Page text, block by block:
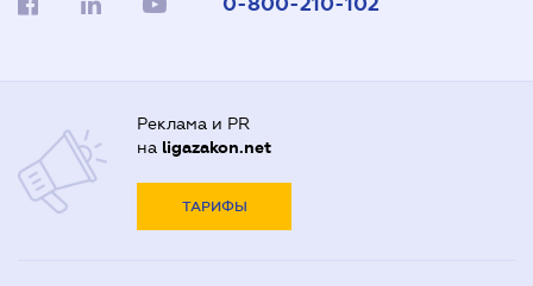
Реклама и PR
на ligazakon.net
ТАРИФЫ